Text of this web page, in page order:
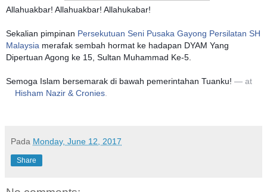
Allahuakbar! Allahuakbar! Allahukabar!
Sekalian pimpinan Persekutuan Seni Pusaka Gayong Persilatan SH
Malaysia merafak sembah hormat ke hadapan DYAM Yang
Dipertuan Agong ke 15, Sultan Muhammad Ke-5.
Semoga Islam bersemarak di bawah pemerintahan Tuanku! — at
Hisham Nazir & Cronies
Pada Monday, June 12, 2017
Share